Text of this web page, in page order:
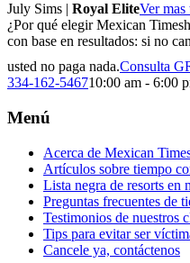
July Sims | Royal EliteVer mas
¿Por qué elegir Mexican
con base en resultados: si no
usted no paga nada.Consulta
334-162-546710:00 am - 6:00
Menú
Acerca de Mexican
Artículos sobre tiempo
Lista negra de resorts en
Preguntas frecuentes de
Testimonios de nuestros
Tips para evitar ser
Cancele ya, contáctenos